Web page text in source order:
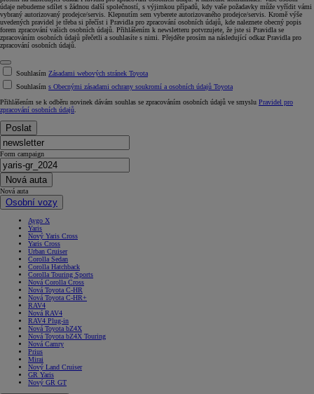
údaje nebudeme sdílet s žádnou další společností, s výjimkou případů, kdy vaše požadavky může vyřídit vámi
vybraný autorizovaný prodejce/servis. Klepnutím sem vyberete autorizovaného prodejce/servis. Kromě výše
uvedených pravidel je třeba si přečíst i Pravidla pro zpracování osobních údajů, kde naleznete obecný popis
forem zpracování vašich osobních údajů. Přihlášením k newsletteru potvrzujete, že jste si Pravidla se
zpracováním osobních údajů přečetli a souhlasíte s nimi. Přejděte prosím na následující odkaz Pravidla pro
zpracování osobních údajů.
Souhlasím Zásadami webových stránek Toyota
Souhlasím s Obecnými zásadami ochrany soukromí a osobních údajů Toyota
Přihlášením se k odběru novinek dávám souhlas se zpracováním osobních údajů ve smyslu Pravidel pro
zpracování osobních údajů
Poslat
Form campaign
Nová auta
Nová auta
Osobní vozy
Aygo X
Yaris
Nový Yaris Cross
Yaris Cross
Urban Cruiser
Corolla Sedan
Corolla Hatchback
Corolla Touring Sports
Nová Corolla Cross
Nová Toyota C-HR
Nová Toyota C-HR+
RAV4
Nová RAV4
RAV4 Plug-in
Nová Toyota bZ4X
Nová Toyota bZ4X Touring
Nová Camry
Prius
Mirai
Nový Land Cruiser
GR Yaris
Nový GR GT